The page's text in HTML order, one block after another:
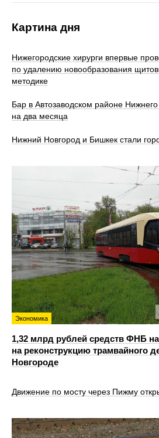
Картина дня
Нижегородские хирурги впервые
по удалению новообразования
методике
Бар в Автозаводском районе
на два месяца
Нижний Новгород и Бишкек стали
Экономика
1,32 млрд рублей средств ФНБ
на реконструкцию трамвайного
Новгороде
Движение по мосту через Пижму